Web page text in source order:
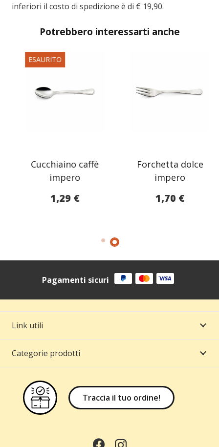
inferiori il costo di spedizione è di € 19,90.
Potrebbero interessarti anche
ESAURITO
Cucchiaino caffè
impero
1,29€
Forchetta dolce
impero
1,70€
Pagamenti sicuri
Link utili
Categorie prodotti
Traccia il tuo ordine!